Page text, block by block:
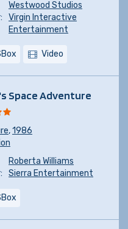
Westwood Studios
Virgin Interactive
Entertainment
Video
Space Adventure
,1986
Roberta Williams
Sierra Entertainment